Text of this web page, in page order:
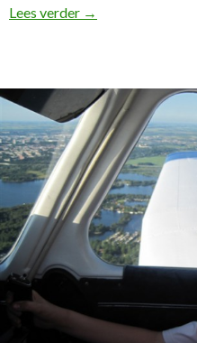
Lees verder
Hoogvliegersdag
→